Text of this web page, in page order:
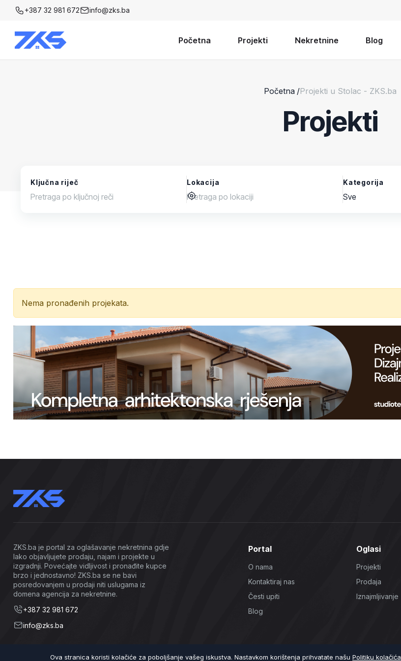
+387 32 981 672 info@zks.ba
Početna Projekti Nekretnine Blog
Početna /Projekti u Stolac - ZKS.ba
Projekti
Ključna riječ Lokacija Kategorija
Sve
Nema pronađenih projekata.
ZKS.ba je portal za oglašavanje nekretnina gdje
lako objavljujete prodaju, najam i projekte u
izgradnji. Povećajte vidljivost i pronađite kupce
brzo i jednostavno! ZKS.ba se ne bavi
posredovanjem u prodaji niti uslugama iz
domena agencija za nekretnine.
+387 32 981 672
info@zks.ba
Portal
O nama
Kontaktiraj nas
Česti upiti
Blog
Oglasi
Projekti
Prodaja
Iznajmljivanje
Ova stranica koristi kolačiće za poboljšanje vašeg iskustva. Nastavkom korištenja prihvatate našu Politiku kolačića